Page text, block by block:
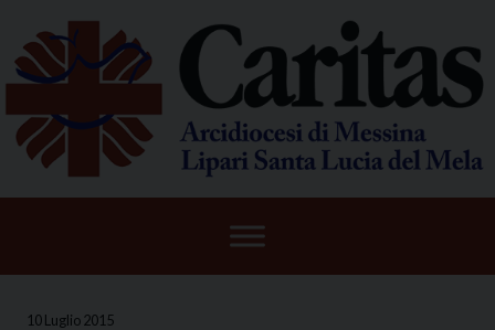
content
10 Luglio 2015